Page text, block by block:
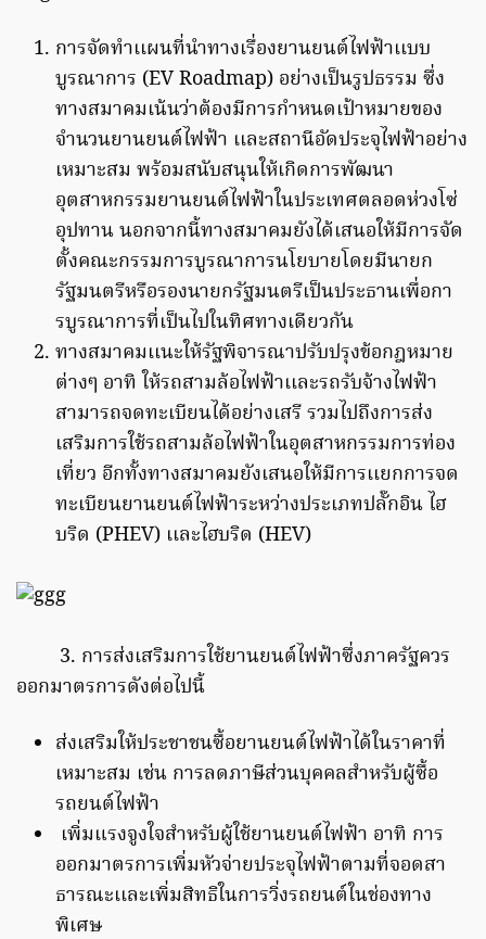
การจัดทำเเผนที่นำทางเรื่องยานยนต์ไฟฟ้าเเบบ
บูรณาการ (EV Roadmap) อย่างเป็นรูปธรรม ซึ่ง
ทางสมาคมเน้นว่าต้องมีการกำหนดเป้าหมายของ
จำนวนยานยนต์ไฟฟ้า เเละสถานีอัดประจุไฟฟ้าอย่าง
เหมาะสม พร้อมสนับสนุนให้เกิดการพัฒนา
อุตสาหกรรมยานยนต์ไฟฟ้าในประเทศตลอดห่วงโซ่
อุปทาน นอกจากนี้ทางสมาคมยังได้เสนอให้มีการจัด
ตั้งคณะกรรมการบูรณาการนโยบายโดยมีนายก
รัฐมนตรีหรือรองนายกรัฐมนตรีเป็นประธานเพื่อกา
รบูรณาการที่เป็นไปในทิศทางเดียวกัน
ทางสมาคมเเนะให้รัฐพิจารณาปรับปรุงข้อกฎหมาย
ต่างๆ อาทิ ให้รถสามล้อไฟฟ้าเเละรถรับจ้างไฟฟ้า
สามารถจดทะเบียนได้อย่างเสรี รวมไปถึงการส่ง
เสริมการใช้รถสามล้อไฟฟ้าในอุตสาหกรรมการท่อง
เที่ยว อีกทั้งทางสมาคมยังเสนอให้มีการเเยกการจด
ทะเบียนยานยนต์ไฟฟ้าระหว่างประเภทปลั๊กอิน ไฮ
บริด (PHEV) เเละไฮบริด (HEV)
3. การส่งเสริมการใช้ยานยนต์ไฟฟ้าซึ่งภาครัฐควร
ออกมาตรการดังต่อไปนี้
ส่งเสริมให้ประชาชนซื้อยานยนต์ไฟฟ้าได้ในราคาที่
เหมาะสม เช่น การลดภาษีส่วนบุคคลสำหรับผู้ซื้อ
รถยนต์ไฟฟ้า
เพิ่มแรงจูงใจสำหรับผู้ใช้ยานยนต์ไฟฟ้า อาทิ การ
ออกมาตรการเพิ่มหัวจ่ายประจุไฟฟ้าตามที่จอดสา
ธารณะเเละเพิ่มสิทธิในการวิ่งรถยนต์ในช่องทาง
พิเศษ